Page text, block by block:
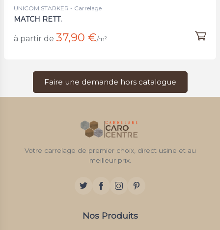
UNICOM STARKER - Carrelage
MATCH RETT.
à partir de 37,90 €/m²
Faire une demande hors catalogue
Votre carrelage de premier choix, direct usine et au
meilleur prix.
Nos Produits